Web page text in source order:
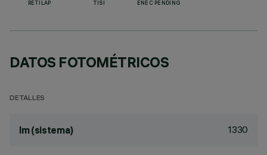
RETILAP TISI ENEC PENDING
DATOS FOTOMÉTRICOS
DETALLES
lm (sistema) 1330